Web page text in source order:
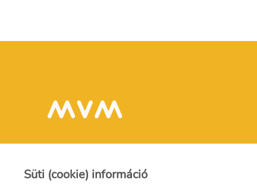
Süti (cookie) információ